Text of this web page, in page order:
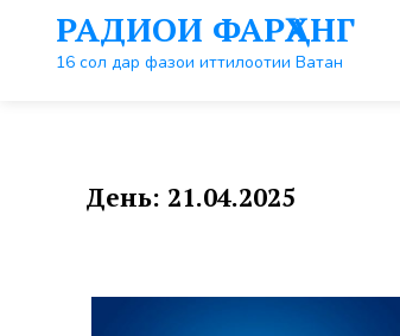
контенту
РАДИОИ ФАРҲАНГ
16 сол дар фазои иттилоотии Ватан
День: 21.04.2025